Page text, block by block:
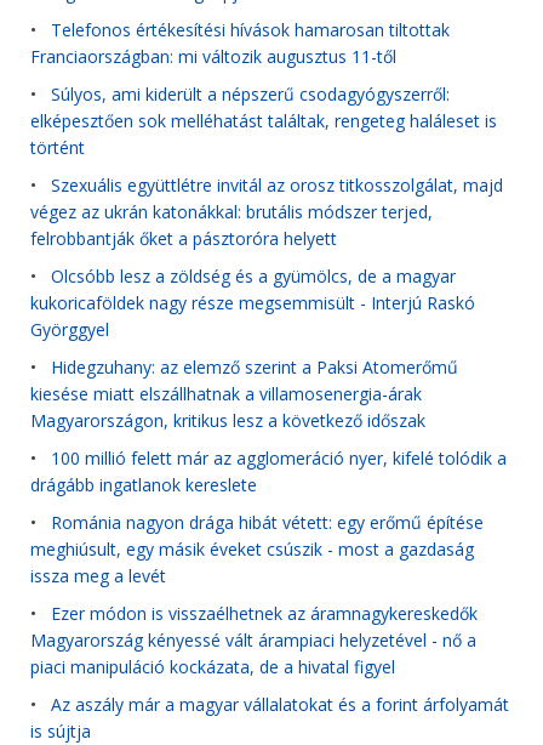
• Telefonos értékesítési hívások hamarosan tiltottak
Franciaországban: mi változik augusztus 11-től
• Súlyos, ami kiderült a népszerű csodagyógyszerről:
elképesztően sok melléhatást találtak, rengeteg haláleset is
történt
• Szexuális együttlétre invitál az orosz titkosszolgálat, majd
végez az ukrán katonákkal: brutális módszer terjed,
felrobbantják őket a pásztoróra helyett
• Olcsóbb lesz a zöldség és a gyümölcs, de a magyar
kukoricaföldek nagy része megsemmisült - Interjú Raskó
Györggyel
• Hidegzuhany: az elemző szerint a Paksi Atomerőmű
kiesése miatt elszállhatnak a villamosenergia-árak
Magyarországon, kritikus lesz a következő időszak
• 100 millió felett már az agglomeráció nyer, kifelé tolódik a
drágább ingatlanok kereslete
• Románia nagyon drága hibát vétett: egy erőmű építése
meghiúsult, egy másik éveket csúszik - most a gazdaság
issza meg a levét
• Ezer módon is visszaélhetnek az áramnagykereskedők
Magyarország kényessé vált árampiaci helyzetével - nő a
piaci manipuláció kockázata, de a hivatal figyel
• Az aszály már a magyar vállalatokat és a forint árfolyamát
is sújtja